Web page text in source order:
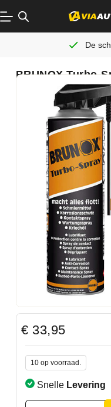
De
BRUNOX Turbo-
€ 33,95
10 op voorraad.
Snelle Levering